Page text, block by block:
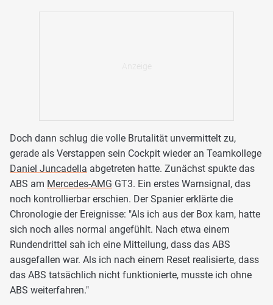
Doch dann schlug die volle Brutalität unvermittelt zu,
gerade als Verstappen sein Cockpit wieder an Teamkollege
Daniel Juncadella abgetreten hatte. Zunächst spukte das
ABS am Mercedes-AMG GT3. Ein erstes Warnsignal, das
noch kontrollierbar erschien. Der Spanier erklärte die
Chronologie der Ereignisse: "Als ich aus der Box kam, hatte
sich noch alles normal angefühlt. Nach etwa einem
Rundendrittel sah ich eine Mitteilung, dass das ABS
ausgefallen war. Als ich nach einem Reset realisierte, dass
das ABS tatsächlich nicht funktionierte, musste ich ohne
ABS weiterfahren."